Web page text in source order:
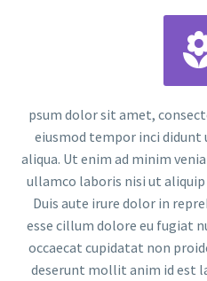
psum dolor sit amet,
eiusmod tempor inci
aliqua. Ut enim ad minim
ullamco laboris nisi ut aliquip
Duis aute irure dolor in
esse cillum dolore eu fugiat
occaecat cupidatat non
deserunt mollit anim id est